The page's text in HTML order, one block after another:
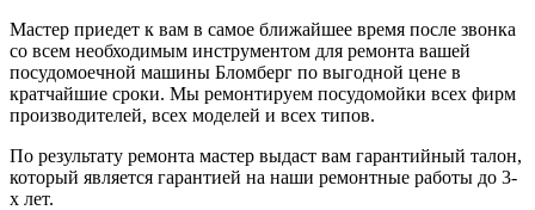
Мастер приедет к вам в самое ближайшее время после звонка
со всем необходимым инструментом для ремонта вашей
посудомоечной машины Бломберг по выгодной цене в
кратчайшие сроки. Мы ремонтируем посудомойки всех фирм
производителей, всех моделей и всех типов.
По результату ремонта мастер выдаст вам гарантийный талон,
который является гарантией на наши ремонтные работы до 3-
х лет.